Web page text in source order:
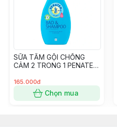
SỮA TẮM GỘI CHỐNG
CẢM 2 TRONG 1 PENATEN
165.000đ
Chọn mua